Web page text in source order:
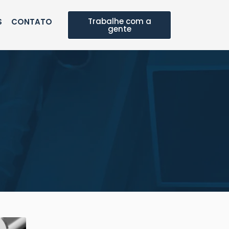
CONTATO Trabalhe com a
gente